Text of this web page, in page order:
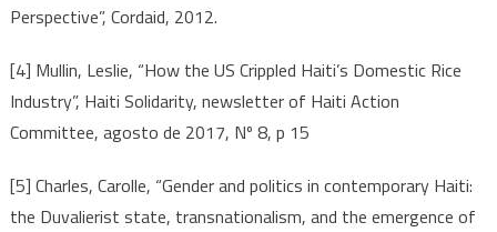
Perspective”, Cordaid, 2012.
[4] Mullin, Leslie, “How the US Crippled Haiti’s Domestic Rice
Industry”, Haiti Solidarity, newsletter of Haiti Action
Committee, agosto de 2017, Nº 8, p 15
[5] Charles, Carolle, “Gender and politics in contemporary Haiti:
the Duvalierist state, transnationalism, and the emergence of